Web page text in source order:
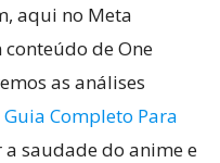
aqui no Meta
de One
as análises
Guia Completo Para
a saudade do anime e